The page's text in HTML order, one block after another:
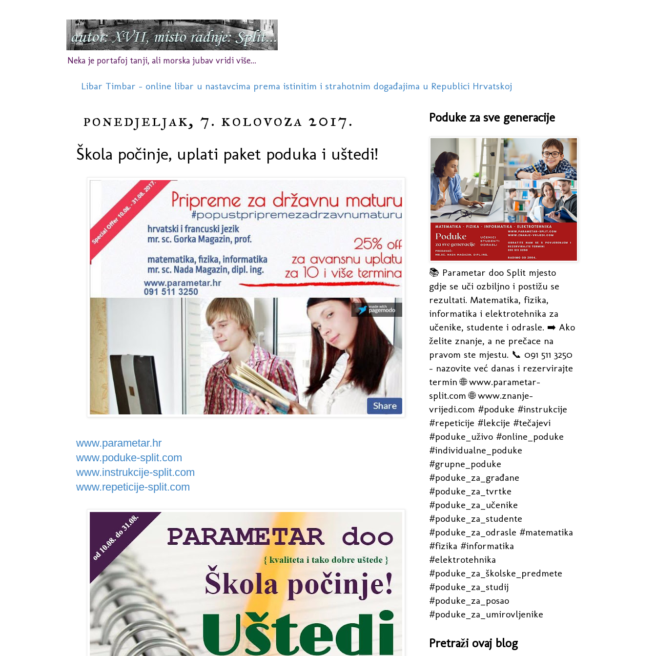
Neka je portafoj tanji, ali morska jubav vridi više...
Libar Timbar - online libar u nastavcima prema istinitim i strahotnim događajima u Republici Hrvatskoj
ponedjeljak, 7. kolovoza 2017.
Škola počinje, uplati paket poduka i uštedi!
www.parametar.hr
www.poduke-split.com
www.instrukcije-split.com
www.repeticije-split.com
Poduke za sve generacije
📚 Parametar doo Split mjesto
gdje se uči ozbiljno i postižu se
rezultati. Matematika, fizika,
informatika i elektrotehnika za
učenike, studente i odrasle. ➡️ Ako
želite znanje, a ne prečace na
pravom ste mjestu. 📞 091 511 3250
- nazovite već danas i rezervirajte
termin 🌐 www.parametar-
split.com 🌐 www.znanje-
vrijedi.com #poduke #instrukcije
#repeticije #lekcije #tečajevi
#poduke_uživo #online_poduke
#individualne_poduke
#grupne_poduke
#poduke_za_građane
#poduke_za_tvrtke
#poduke_za_učenike
#poduke_za_studente
#poduke_za_odrasle #matematika
#fizika #informatika
#elektrotehnika
#poduke_za_školske_predmete
#poduke_za_studij
#poduke_za_posao
#poduke_za_umirovljenike
Pretraži ovaj blog